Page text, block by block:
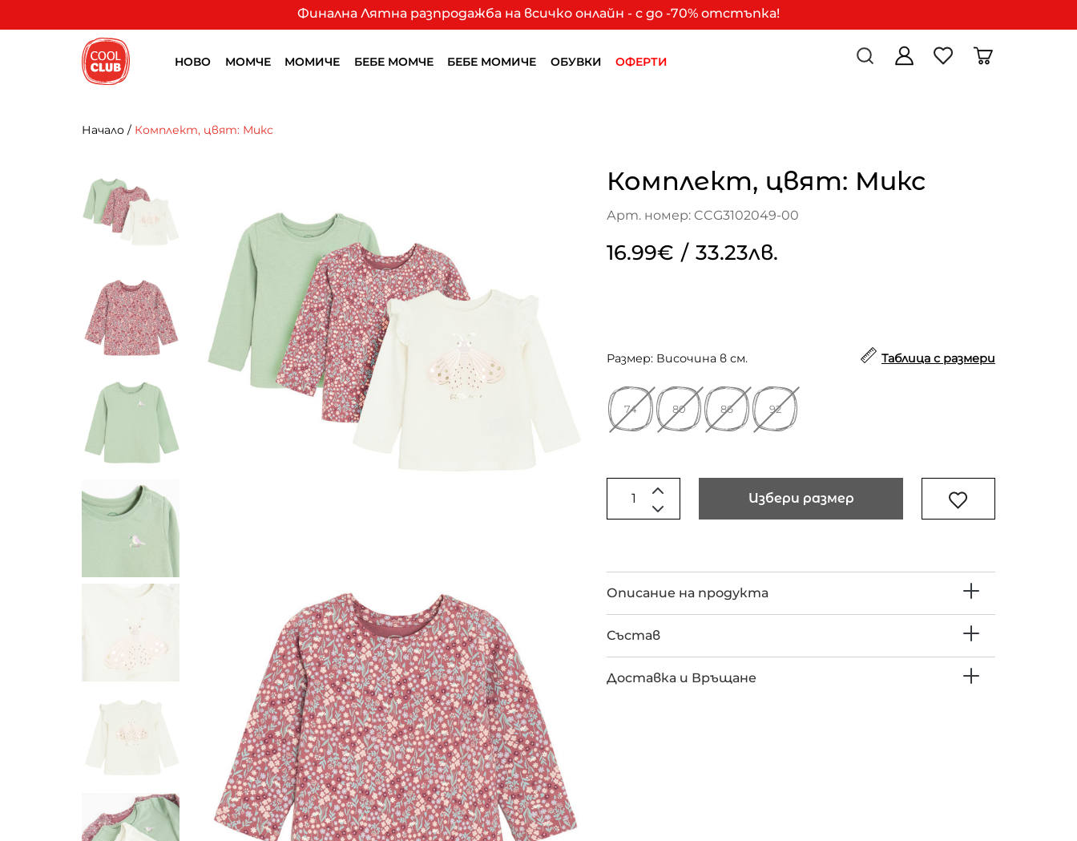
Финална Лятна разпродажба на всичко онлайн - с до -70% отстъпка!
НОВО МОМЧЕ МОМИЧЕ БЕБЕ МОМЧЕ БЕБЕ МОМИЧЕ ОБУВКИ ОФЕРТИ
Начало / Комплект, цвят: Микс
Комплект, цвят: Микс
Арт. номер: CCG3102049-00
16.99€ / 33.23лв.
Размер: Височина в см. Таблица с размери
74 80 86 92
Избери размер
Описание на продукта
Състав
Доставка и Връщане